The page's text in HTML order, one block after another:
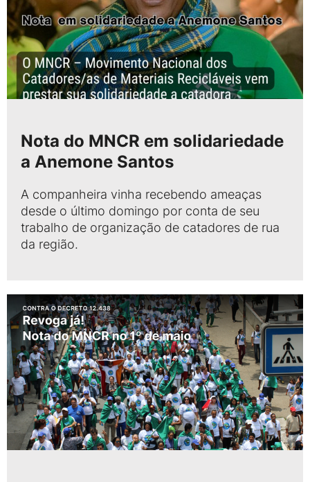
Nota do MNCR em solidariedade
a Anemone Santos
A companheira vinha recebendo ameaças
desde o último domingo por conta de seu
trabalho de organização de catadores de rua
da região.